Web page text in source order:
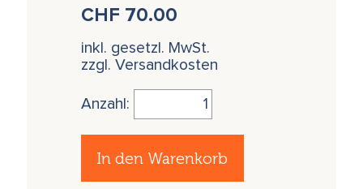
CHF 70.00
inkl. gesetzl. MwSt.
zzgl. Versandkosten
Anzahl:
In den Warenkorb